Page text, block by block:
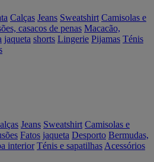
Calças Jeans Sweatshirt Camisolas e
casacos de penas Macacão,
jaqueta shorts Lingerie Pijamas Ténis
Jeans Sweatshirt Camisolas e
Fatos jaqueta Desporto Bermudas,
interior Ténis e sapatilhas Acessórios